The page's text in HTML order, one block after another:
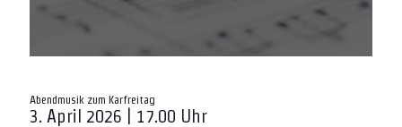
Abendmusik zum Karfreitag
3. April 2026 | 17.00 Uhr